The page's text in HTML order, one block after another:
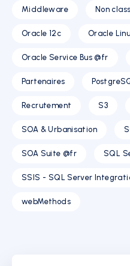
Middleware Non
Oracle 12c Oracle
Oracle Service Bus @fr
Partenaires
Recrutement S3
SOA & Urbanisation
SOA Suite @fr SQL
SSIS - SQL Server
webMethods